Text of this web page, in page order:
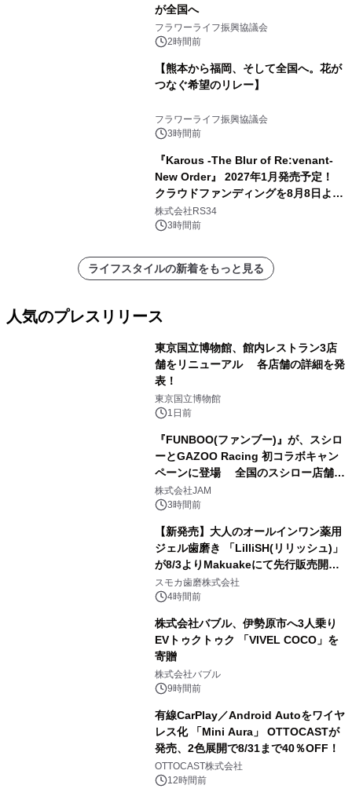
が全国へ
フラワーライフ振興協議会
2時間前
【熊本から福岡、そして全国へ。花が
つなぐ希望のリレー】
フラワーライフ振興協議会
3時間前
『Karous -The Blur of Re:venant-
New Order』 2027年1月発売予定！
クラウドファンディングを8月8日より
開始
株式会社RS34
3時間前
ライフスタイルの新着をもっと見る
人気のプレスリリース
東京国立博物館、館内レストラン3店
舗をリニューアル 各店舗の詳細を発
表！
東京国立博物館
1日前
『FUNBOO(ファンブー)』が、スシロ
ーとGAZOO Racing 初コラボキャン
ペーンに登場 全国のスシロー店舗で
GR 4車種の FUNBOO(ミニカー)付き
メニューが展開されます
株式会社JAM
3時間前
【新発売】大人のオールインワン薬用
ジェル歯磨き 「LilliSH(リリッシュ)」
が8/3よりMakuakeにて先行販売開
始！
スモカ歯磨株式会社
4時間前
株式会社バブル、伊勢原市へ3人乗り
EVトゥクトゥク 「VIVEL COCO」を
寄贈
株式会社バブル
9時間前
有線CarPlay／Android Autoをワイヤ
レス化 「Mini Aura」 OTTOCASTが
発売、2色展開で8/31まで40％OFF！
OTTOCAST株式会社
12時間前